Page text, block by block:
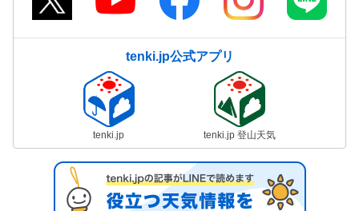
tenki.jp公式アプリ
tenki.jp tenki.jp 登山天気